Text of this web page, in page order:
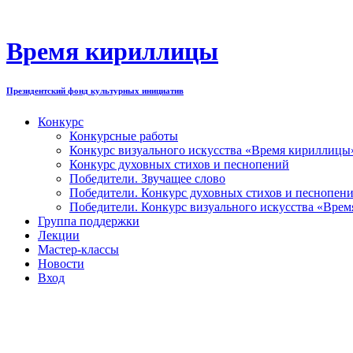
содержимому
Время кириллицы
Президентский фонд культурных инициатив
Конкурс
Конкурсные работы
Конкурс визуального искусства «Время
Конкурс духовных стихов и песнопений
Победители. Звучащее слово
Победители. Конкурс духовных стихов и
Победители. Конкурс визуального искусства
Группа поддержки
Лекции
Мастер-классы
Новости
Вход